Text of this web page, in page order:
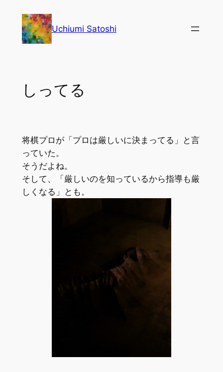
Uchiumi Satoshi
しってる
将棋プロが「プロは厳しいに決まってる」と言
っていた。
そうだよね。
そして、「厳しいのを知っているから指導も厳
しくなる」とも。